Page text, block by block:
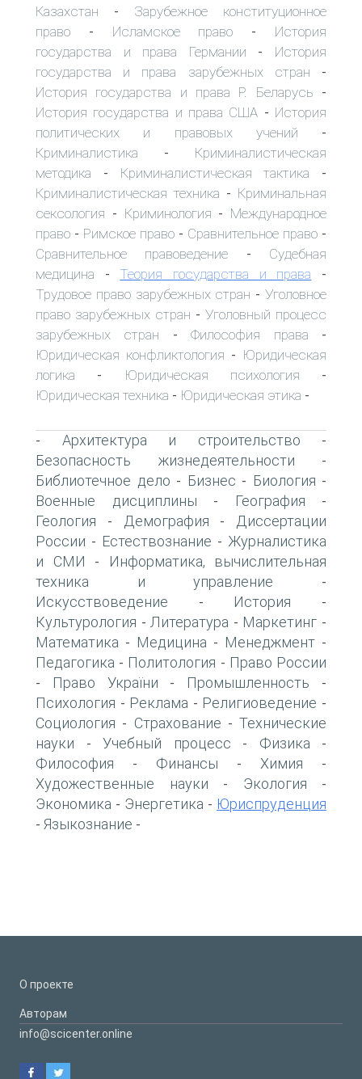
Казахстан - Зарубежное конституционное
право - Исламское право - История
государства и права Германии - История
государства и права зарубежных стран -
История государства и права Р. Беларусь -
История государства и права США - История
политических и правовых учений -
Криминалистика - Криминалистическая
методика - Криминалистическая тактика -
Криминалистическая техника - Криминальная
сексология - Криминология - Международное
право - Римское право - Сравнительное право -
Сравнительное правоведение - Судебная
медицина - Теория государства и права -
Трудовое право зарубежных стран -Уголовное
право зарубежных стран - Уголовный процесс
зарубежных стран -Философия права -
Юридическая конфликтология - Юридическая
логика - Юридическая психология -
Юридическая техника - Юридическая этика -
- Архитектура и строительство -
Безопасность жизнедеятельности -
Библиотечное дело - Бизнес - Биология -
Военные дисциплины - География -
Геология - Демография -
Диссертации
России - Естествознание - Журналистика
и СМИ -
Информатика, вычислительная
техника и управление -
Искусствоведение - История -
Культурология - Литература - Маркетинг -
Математика - Медицина - Менеджмент -
Педагогика - Политология - Право России
- Право України - Промышленность -
Психология - Реклама - Религиоведение -
Социология - Страхование - Технические
науки - Учебный процесс - Физика -
Философия - Финансы - Химия -
Художественные науки - Экология -
Экономика - Энергетика - Юриспруденция
- Языкознание -
О проекте
Авторам
info@scicenter.online